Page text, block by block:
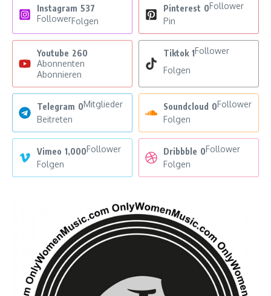
Instagram 537
FollowerFolgen
Pinterest 0Follower
Pin
Youtube 260
Abonnenten
Abonnieren
Tiktok 1Follower
Folgen
Telegram 0Mitglieder
Beitreten
Soundcloud 0Follower
Folgen
Vimeo 1,000Follower
Folgen
Dribbble 0Follower
Folgen